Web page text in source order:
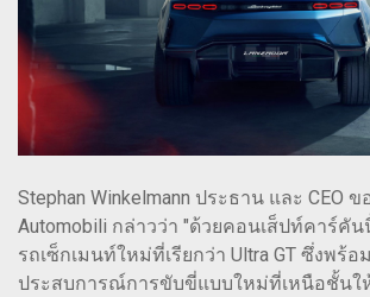
Stephan Winkelmann ประธาน และ CEO ข
Automobili กล่าวว่า "ด้วยคอนเส็ปท์คาร์คัน
รถเซ็กเมนท์ใหม่ที่เรียกว่า Ultra GT ซึ่งพร้
ประสบการณ์การขับขี่แบบใหม่ที่เหนือชั้นใ